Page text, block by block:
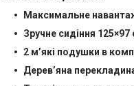
Максимальне
Зручне сидіння 125×97
2 м’які подушки в
Дерев’яна